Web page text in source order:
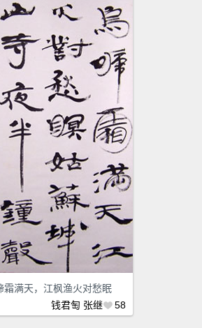
霜满天，江枫渔火对愁眠
钱君匋 张继 58